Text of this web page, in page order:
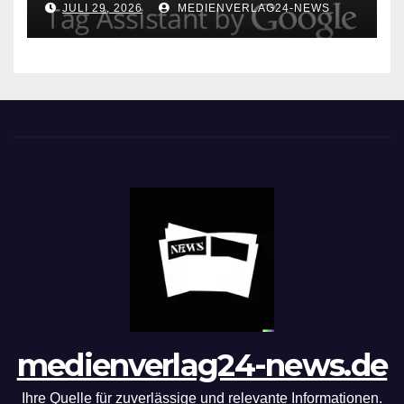
Implementierung leicht
gemacht!
JULI 29, 2026 MEDIENVERLAG24-NEWS
medienverlag24-news.de
Ihre Quelle für zuverlässige und relevante Informationen.